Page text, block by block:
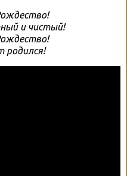
и чистый!
родился!